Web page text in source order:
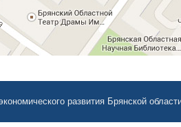
развития Брянской